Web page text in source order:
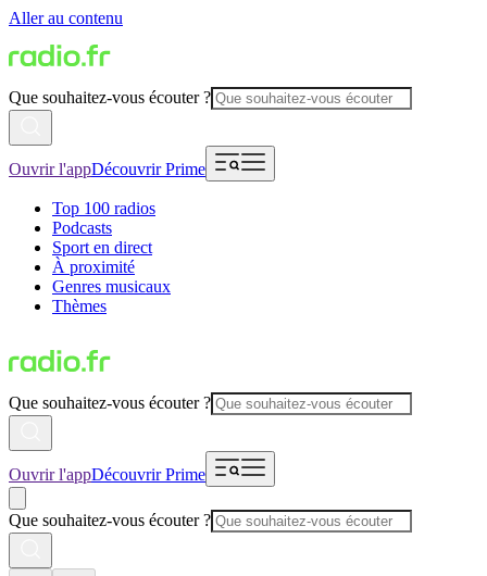
Aller au contenu
Que souhaitez-vous écouter ?
Ouvrir l'appDécouvrir Prime
Top 100 radios
Podcasts
Sport en direct
À proximité
Genres musicaux
Thèmes
Que souhaitez-vous écouter ?
Ouvrir l'appDécouvrir Prime
Que souhaitez-vous écouter ?